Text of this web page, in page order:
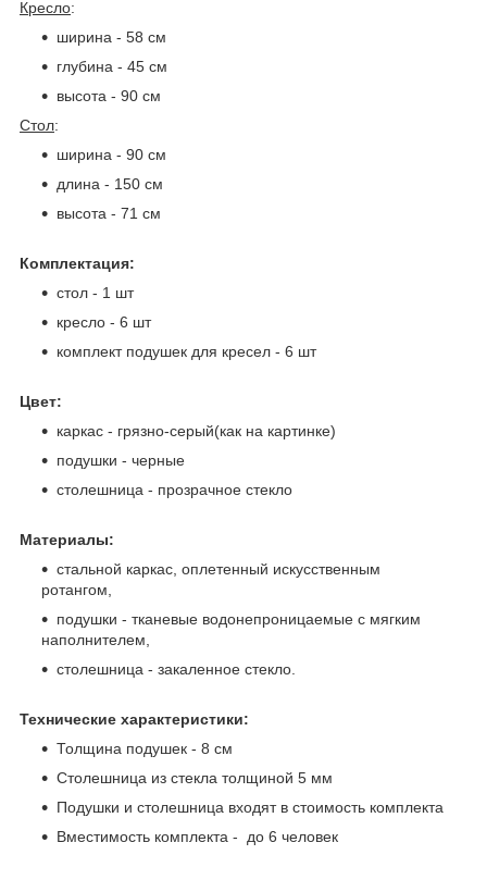
Кресло:
ширина - 58 см
глубина - 45 см
высота - 90 см
Стол:
ширина - 90 см
длина - 150 см
высота - 71 см
Комплектация:
стол - 1 шт
кресло - 6 шт
комплект подушек для кресел - 6 шт
Цвет:
каркас - грязно-серый(как на картинке)
подушки - черные
столешница - прозрачное стекло
Материалы:
стальной каркас, оплетенный искусственным
ротангом,
подушки - тканевые водонепроницаемые с мягким
наполнителем,
столешница - закаленное стекло.
Технические характеристики:
Толщина подушек - 8 см
Столешница из стекла толщиной 5 мм
Подушки и столешница входят в стоимость комплекта
Вместимость комплекта - до 6 человек